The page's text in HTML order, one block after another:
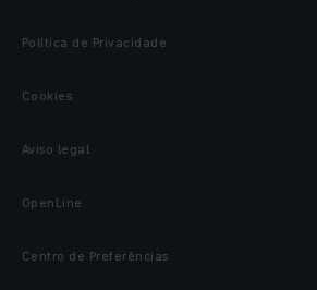
Política de Privacidade
Cookies
Aviso legal
OpenLine
Centro de Preferências